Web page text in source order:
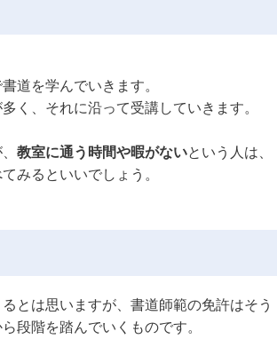
道を学んでいきます。
く、それに沿って受講していきます。
教室に通う時間や暇がないという人は、
みるといいでしょう。
とは思いますが、書道師範の免許はそう
段階を踏んでいくものです。